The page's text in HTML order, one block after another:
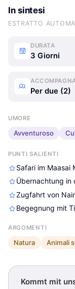
In sintesi
ESTRATTO
DURATA
3 Giorni
Per due (2)
UMORE
Avventuroso
PUNTI SALIENTI
Safari im Maasai
Übernachtung in
Zugfahrt von
Begegnung mit
ARGOMENTI
Natura Animali
Kommt mit